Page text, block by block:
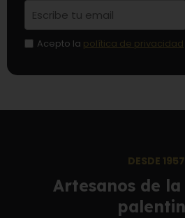
Acepto la política de privacidad
DESDE 1957
Artesanos de